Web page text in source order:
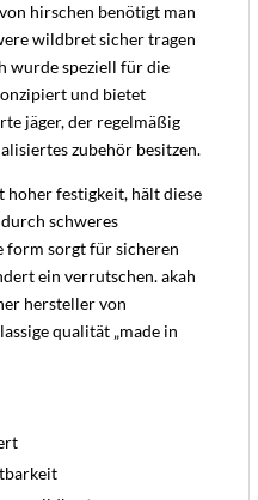
hirschen benötigt man
wildbret sicher tragen
wurde speziell für die
und bietet
jäger, der regelmäßig
zubehör besitzen.
hoher festigkeit, hält diese
schweres
form sorgt für sicheren
ein verrutschen. akah
hersteller von
qualität „made in